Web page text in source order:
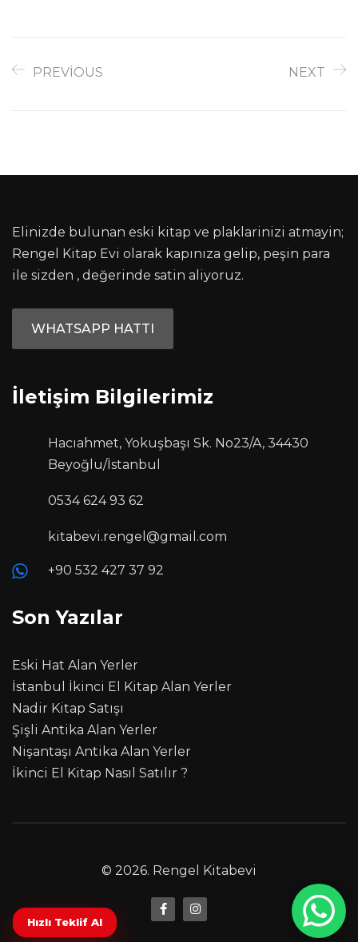
PREVIOUS NEXT
Elinizde bulunan eski kitap ve plaklarinizi atmayin;
Rengel Kitap Evi olarak kapınıza gelip, peşin para
ile sizden , değerinde satin aliyoruz.
WHATSAPP HATTI
İletişim Bilgilerimiz
Hacıahmet, Yokuşbaşı Sk. No23/A, 34430
Beyoğlu/İstanbul
0534 624 93 62
kitabevi.rengel@gmail.com
+90 532 427 37 92
Son Yazılar
Eski Hat Alan Yerler
İstanbul İkinci El Kitap Alan Yerler
Nadir Kitap Satışı
Şişli Antika Alan Yerler
Nişantaşı Antika Alan Yerler
İkinci El Kitap Nasıl Satılır ?
© 2026. Rengel Kitabevi
Hızlı Teklif Al